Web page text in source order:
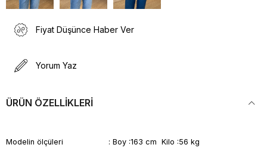
Fiyat Düşünce Haber Ver
Yorum Yaz
ÜRÜN ÖZELLIKLERI
Modelin ölçüleri : Boy :163 cm Kilo :56 kg